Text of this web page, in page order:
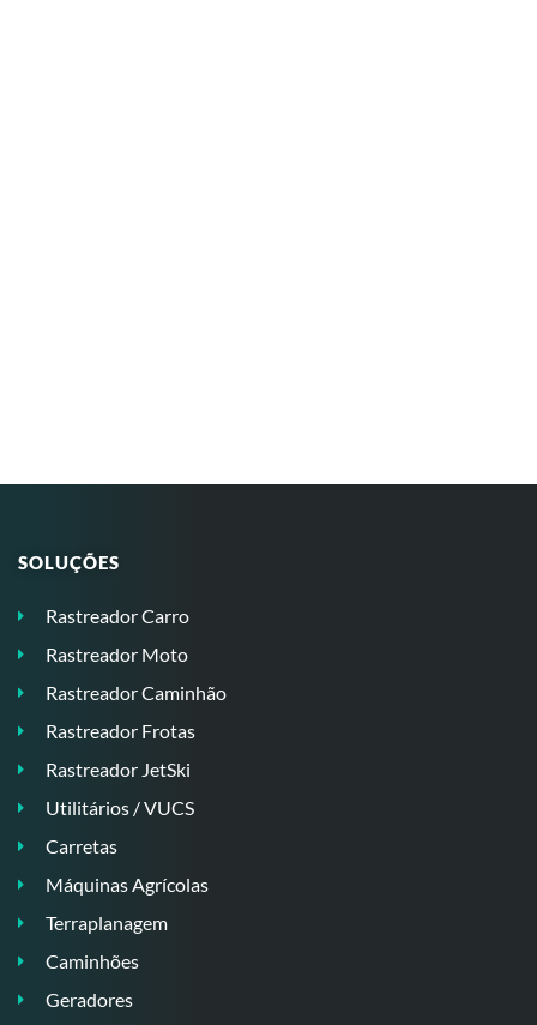
SOLUÇÕES
Rastreador Carro
Rastreador Moto
Rastreador Caminhão
Rastreador Frotas
Rastreador JetSki
Utilitários / VUCS
Carretas
Máquinas Agrícolas
Terraplanagem
Caminhões
Geradores